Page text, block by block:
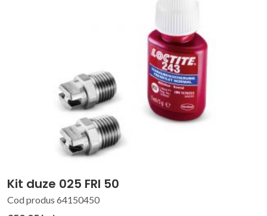
Kit duze 025 FRI 50
Cod produs 64150450